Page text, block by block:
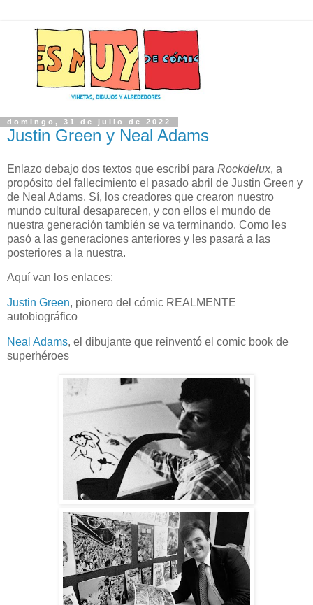
domingo, 31 de julio de 2022
Justin Green y Neal Adams
Enlazo debajo dos textos que escribí para Rockdelux, a
propósito del fallecimiento el pasado abril de Justin Green y
de Neal Adams. Sí, los creadores que crearon nuestro
mundo cultural desaparecen, y con ellos el mundo de
nuestra generación también se va terminando. Como les
pasó a las generaciones anteriores y les pasará a las
posteriores a la nuestra.
Aquí van los enlaces:
Justin Green, pionero del cómic REALMENTE
autobiográfico
Neal Adams, el dibujante que reinventó el comic book de
superhéroes